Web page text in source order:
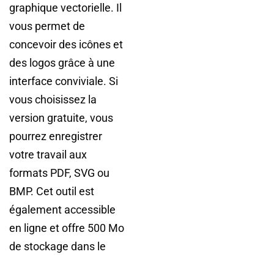
graphique vectorielle. Il
vous permet de
concevoir des icônes et
des logos grâce à une
interface conviviale. Si
vous choisissez la
version gratuite, vous
pourrez enregistrer
votre travail aux
formats PDF, SVG ou
BMP. Cet outil est
également accessible
en ligne et offre 500 Mo
de stockage dans le